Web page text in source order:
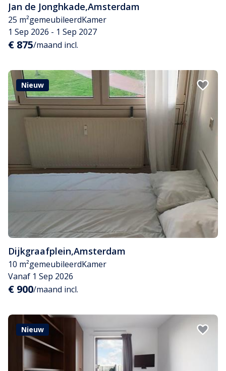
Jan de Jonghkade,Amsterdam
25 m²gemeubileerdKamer
1 Sep 2026 - 1 Sep 2027
€ 875/maand incl.
Nieuw
Dijkgraafplein,Amsterdam
10 m²gemeubileerdKamer
Vanaf 1 Sep 2026
€ 900/maand incl.
Nieuw